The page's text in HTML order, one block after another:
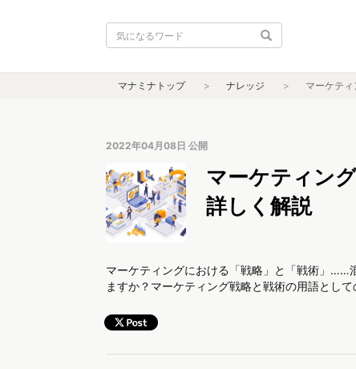
マナミナトップ ナレッジ マーケテ
2022年04月08日 公開
マーケティン
詳しく解説
マーケティングにおける「戦略」と「戦術」……
ますか？マーケティング戦略と戦術の用語とし